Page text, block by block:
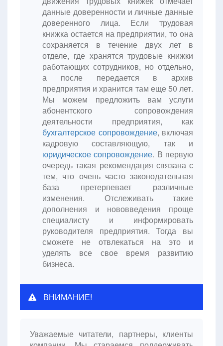
данные доверенности и личные данные
доверенного лица. Если трудовая
книжка остается на предприятии, то она
сохраняется в течение двух лет в
отделе, где хранятся трудовые книжки
работающих сотрудников, но отдельно,
а после передается в архив
предприятия и хранится там еще 50 лет.
Мы можем предложить вам услуги
абонентского сопровождения
деятельности предприятия, как
бухгалтерское сопровождение, включая
кадровую составляющую, так и
юридическое сопровождение. В первую
очередь такая рекомендация связана с
тем, что очень часто законодательная
база претерпевает различные
изменения. Отслеживать такие
дополнения и нововведения проще
специалисту и информировать
руководителя предприятия. Тогда вы
сможете не отвлекаться на это и
уделять все свое время развитию
бизнеса.
ВНИМАНИЕ!
Уважаемые читатели, партнеры, клиенты